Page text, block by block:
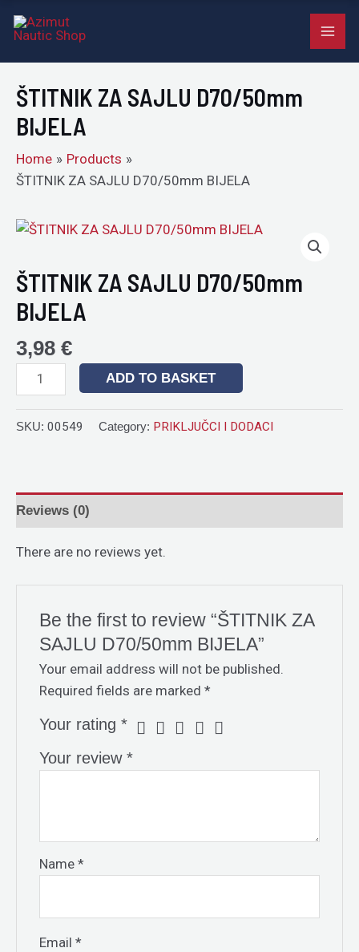
ŠTITNIK ZA SAJLU D70/50mm
BIJELA
Home
Products
ŠTITNIK ZA SAJLU D70/50mm BIJELA
ŠTITNIK ZA SAJLU D70/50mm
BIJELA
3,98 €
ŠTITNIK
SAJLU
D70/50mm
BIJELA
quantity
ADD TO BASKET
SKU: 00549 Category: PRIKLJUČCI I DODACI
Reviews (0)
There are no reviews yet.
Be the first to review “ŠTITNIK ZA
SAJLU D70/50mm BIJELA”
Your email address will not be published.
Required fields are marked*
Your rating*
Your review*
Name*
Email*
D70/50mm